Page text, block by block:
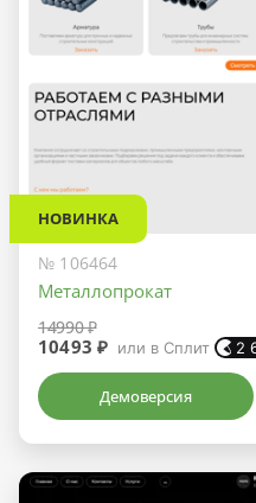
НОВИНКА
№ 106464
Металлопрокат
14990 ₽
10493 ₽ или в Сплит 2
Демоверсия